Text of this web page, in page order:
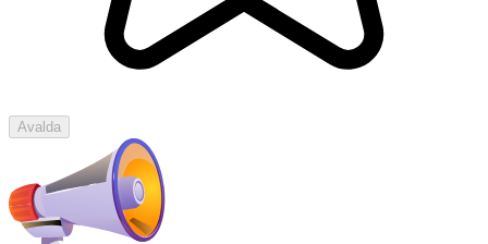
Avalda